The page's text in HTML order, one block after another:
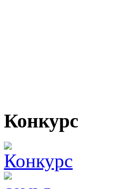
Конкурс